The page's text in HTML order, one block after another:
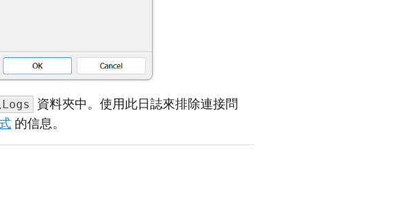
資料夾中。使用此日誌來排除連接問
的信息。